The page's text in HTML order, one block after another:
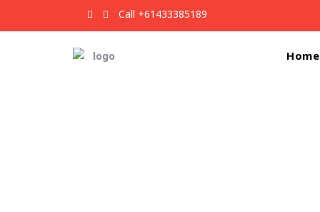
Call +61433385189
Home